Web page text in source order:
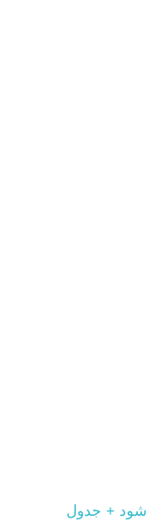
شود + جدول